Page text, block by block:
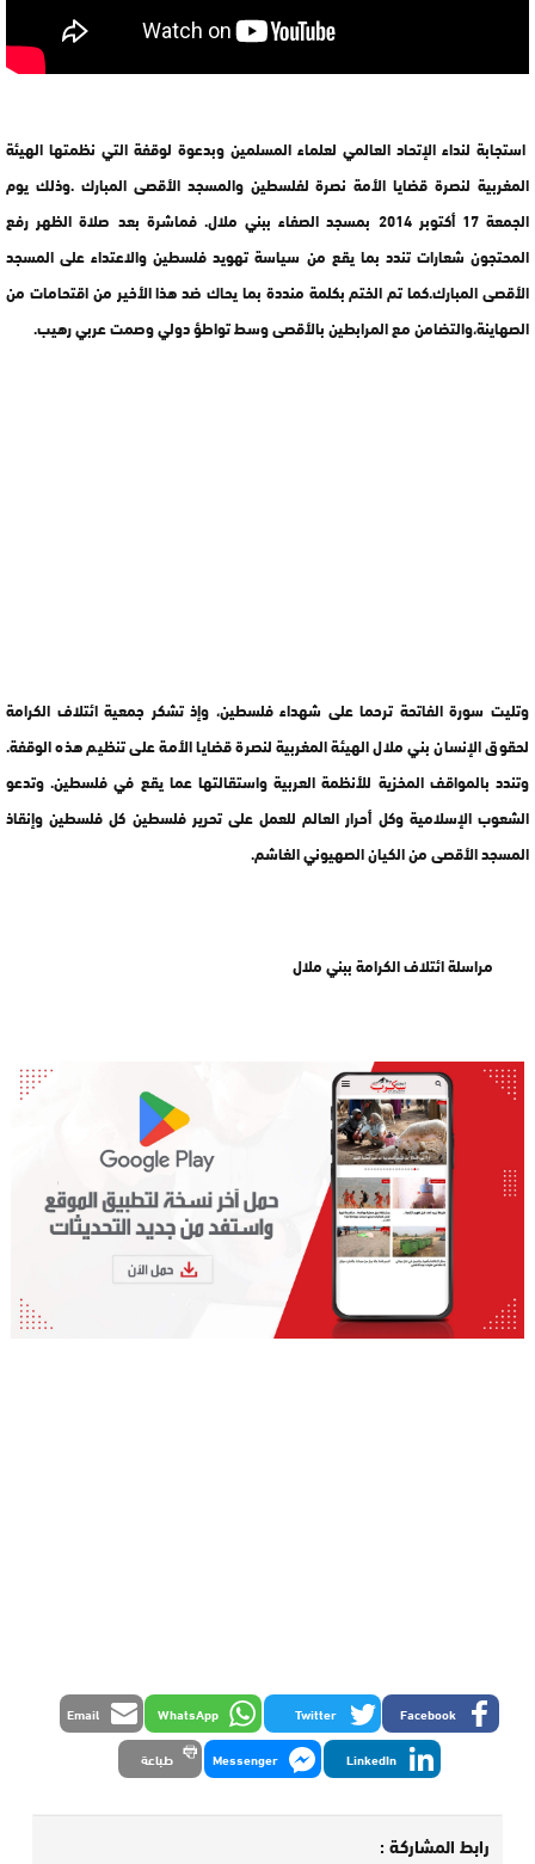
استجابة لنداء الإتحاد العالمي لعلماء المسلمين وبدعوة لوقفة التي نظمتها الهيئة
المغربية لنصرة قضايا الأمة نصرة لفلسطين والمسجد الأقصى المبارك .وذلك يوم
الجمعة 17 أكتوبر 2014 بمسجد الصفاء ببني ملال. فماشرة بعد صلاة الظهر رفع
المحتجون شعارات تندد بما يقع من سياسة تهويد فلسطين والاعتداء على المسجد
الأقصى المبارك.كما تم الختم بكلمة منددة بما يحاك ضد هذا الأخير من اقتحامات من
الصهاينة،والتضامن مع المرابطين بالأقصى وسط تواطؤ دولي وصمت عربي رهيب.
وتليت سورة الفاتحة ترحما على شهداء فلسطين، وإذ تشكر جمعية ائتلاف الكرامة
لحقوق الإنسان بني ملال الهيئة المغربية لنصرة قضايا الأمة على تنظيم هذه الوقفة.
وتندد بالمواقف المخزية للأنظمة العربية واستقالتها عما يقع في فلسطين. وتدعو
الشعوب الإسلامية وكل أحرار العالم للعمل على تحرير فلسطين كل فلسطين وإنقاذ
المسجد الأقصى من الكيان الصهيوني الغاشم.
مراسلة ائتلاف الكرامة ببني ملال
Facebook
Twitter
WhatsApp
Email
LinkedIn
Messenger طباعة
رابط المشاركة :